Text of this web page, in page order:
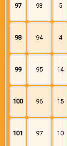
97 93 5
98 94 4
99 95 14
100 96 15
101 97 10